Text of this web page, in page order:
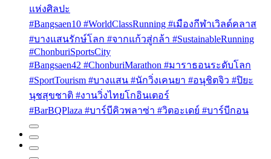
แห่งศิลปะ
#Bangsaen10 #WorldClassRunning #เมืองกีฬาเวิลด์คลาส
#บางแสนรักษ์โลก #จากแก้วสู่กล้า #SustainableRunning
#ChonburiSportsCity
#Bangsaen42 #ChonburiMarathon #มาราธอนระดับโลก
#SportTourism #บางแสน #นักวิ่งเคนยา #อนุชิตจิว #ปิยะ
นุชสุขชาติ #งานวิ่งไทยโกอินเตอร์
#BarBQPlaza #บาร์บีคิวพลาซ่า #วิตอะเดย์ #บาร์บีกอน